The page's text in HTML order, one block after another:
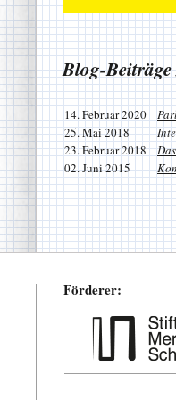
Blog-
14. Februar 2020
25. Mai 2018
23. Februar 2018
02. Juni 2015
Förderer: